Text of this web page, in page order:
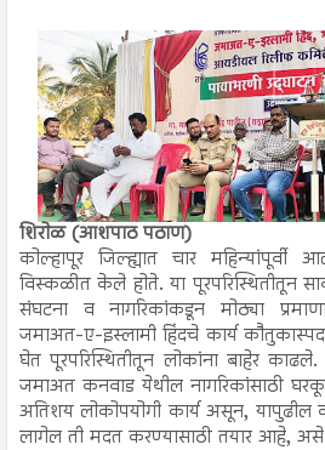
शिरोळ (आशपाठ पठाण)
कोल्हापूर जिल्ह्यात चार महिन्यांपूर्वी
विस्कळीत केले होते. या पूरपरिस्थितीतून
संघटना व नागरिकांकडून मोठ्या
जमाअत-ए-इस्लामी हिंदचे कार्य
घेत पूरपरिस्थितीतून लोकांना बाहेर
जमाअत कनवाड येथील नागरिकांसाठी
अतिशय लोकोपयोगी कार्य असून, यापुढील
लागेल ती मदत करण्यासाठी तयार आहे,